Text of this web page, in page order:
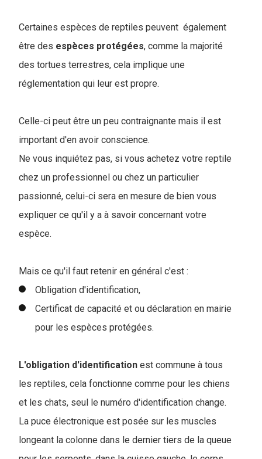
Certaines espèces de reptiles peuvent également
être des espèces protégées, comme la majorité
des tortues terrestres, cela implique une
réglementation qui leur est propre.
Celle-ci peut être un peu contraignante mais il est
important d'en avoir conscience.
Ne vous inquiétez pas, si vous achetez votre reptile
chez un professionnel ou chez un particulier
passionné, celui-ci sera en mesure de bien vous
expliquer ce qu'il y a à savoir concernant votre
espèce.
Mais ce qu'il faut retenir en général c'est :
Obligation d'identification,
Certificat de capacité et ou déclaration en mairie
pour les espèces protégées.
L'obligation d'identification est commune à tous
les reptiles, cela fonctionne comme pour les chiens
et les chats, seul le numéro d'identification change.
La puce électronique est posée sur les muscles
longeant la colonne dans le dernier tiers de la queue